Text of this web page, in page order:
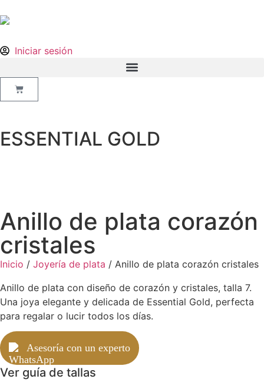
Iniciar sesión
ESSENTIAL GOLD
Anillo de plata corazón
cristales
Inicio / Joyería de plata / Anillo de plata corazón cristales
Anillo de plata con diseño de corazón y cristales, talla 7.
Una joya elegante y delicada de Essential Gold, perfecta
para regalar o lucir todos los días.
Asesoría con un experto
Ver guía de tallas